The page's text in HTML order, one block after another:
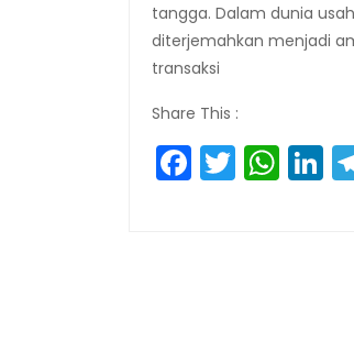
tangga. Dalam dunia
diterjemahkan menjadi
transaksi
Share This :
Twitter